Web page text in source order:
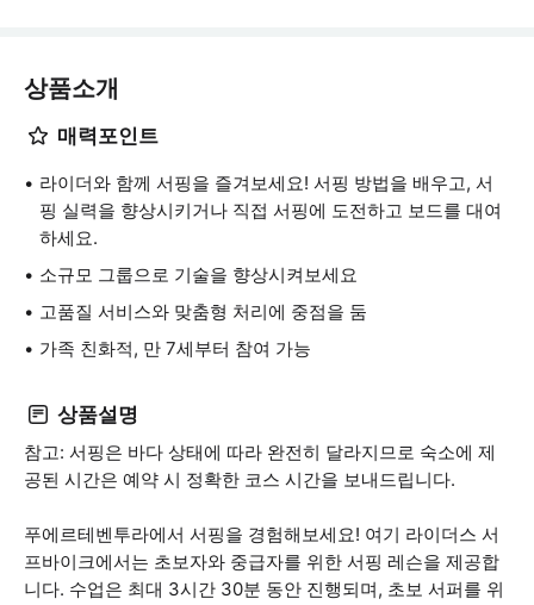
상품소개
매력포인트
라이더와 함께 서핑을 즐겨보세요! 서핑 방법을 배우고, 서
핑 실력을 향상시키거나 직접 서핑에 도전하고 보드를 대여
하세요.
소규모 그룹으로 기술을 향상시켜보세요
고품질 서비스와 맞춤형 처리에 중점을 둠
가족 친화적, 만 7세부터 참여 가능
상품설명
참고: 서핑은 바다 상태에 따라 완전히 달라지므로 숙소에 제
공된 시간은 예약 시 정확한 코스 시간을 보내드립니다.
푸에르테벤투라에서 서핑을 경험해보세요! 여기 라이더스 서
프바이크에서는 초보자와 중급자를 위한 서핑 레슨을 제공합
니다. 수업은 최대 3시간 30분 동안 진행되며, 초보 서퍼를 위